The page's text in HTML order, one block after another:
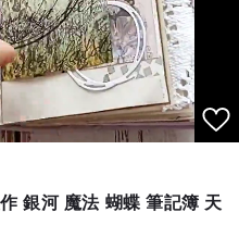
銀河 魔法 蝴蝶 筆記簿 天